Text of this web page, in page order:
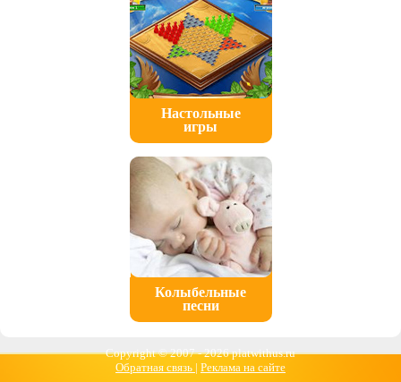
Настольные
игры
Колыбельные
песни
Copyright © 2007 -2026 platwithus.ru
Обратная связь | Реклама на сайте